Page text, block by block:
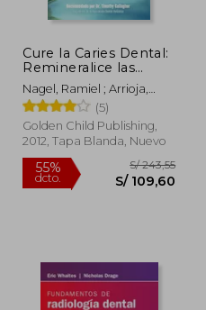
55%
dcto.
Cure la Caries Dental:
Remineralice las
Caries y Repare sus
Dientes
Naturalmente con
Buena Comida
Nagel, Ramiel ; Arrioja,
Pedro ; Gallagher, D. D. S.
Timothy
(5)
Golden Child Publishing,
2012, Tapa Blanda, Nuevo